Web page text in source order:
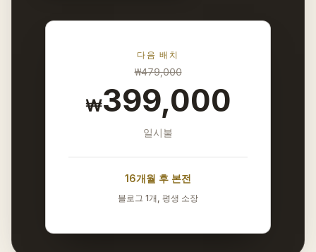
다음 배치
₩479,000
₩399,000
일시불
16개월 후 본전
블로그 1개, 평생 소장